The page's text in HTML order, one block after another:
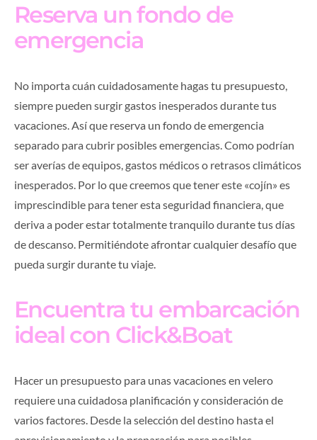
Reserva un fondo de
emergencia
No importa cuán cuidadosamente hagas tu presupuesto,
siempre pueden surgir gastos inesperados durante tus
vacaciones. Así que reserva un fondo de emergencia
separado para cubrir posibles emergencias. Como podrían
ser averías de equipos, gastos médicos o retrasos climáticos
inesperados. Por lo que creemos que tener este «cojín» es
imprescindible para tener esta seguridad financiera, que
deriva a poder estar totalmente tranquilo durante tus días
de descanso. Permitiéndote afrontar cualquier desafío que
pueda surgir durante tu viaje.
Encuentra tu embarcación
ideal con Click&Boat
Hacer un presupuesto para unas vacaciones en velero
requiere una cuidadosa planificación y consideración de
varios factores. Desde la selección del destino hasta el